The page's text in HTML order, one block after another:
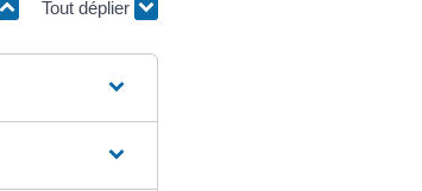
Tout déplier